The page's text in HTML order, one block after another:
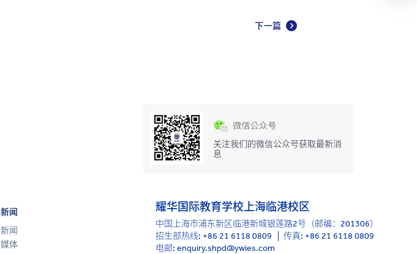
下一篇
新闻
新闻
媒体
关注我们的微信公众号获取最新消
息
耀华国际教育学校上海临港校区
中国上海市浦东新区临港新城银莲路2号（邮编：201306）
招生部热线: +86 21 6118 0809
传真: +86 21 6118 0809
电邮: enquiry.shpd@ywies.com